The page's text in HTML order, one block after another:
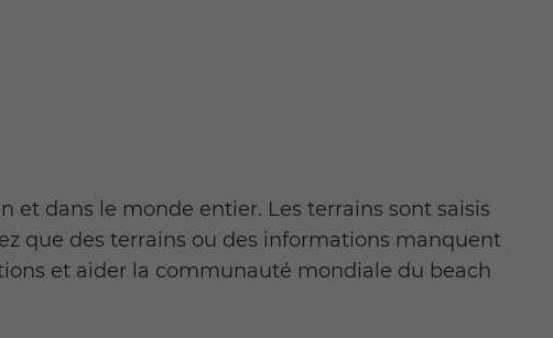
et dans le monde entier. Les terrains sont saisis
que des terrains ou des informations manquent
et aider la communauté mondiale du beach